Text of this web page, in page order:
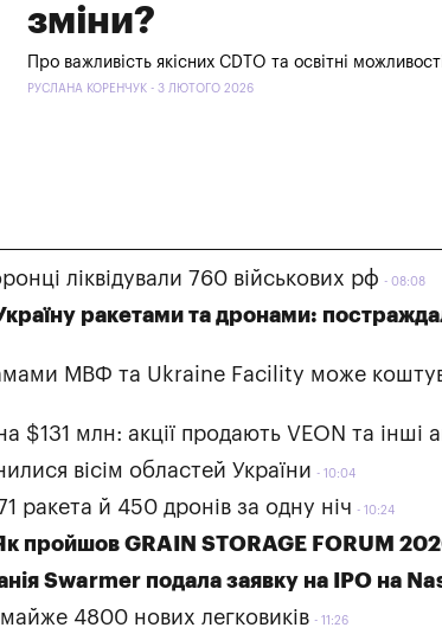
зміни?
Про важливість якісних CDTO та освітні
РУСЛАНА КОРЕНЧУК - 3 ЛЮТОГО 2026
ліквідували 760 військових рф 08:08
ракетами та дронами:
МВФ та Ukraine Facility може
$131 млн: акції продають VEON та інші
вісім областей України 10:04
ракета й 450 дронів за одну ніч 10:24
пройшов GRAIN STORAGE FORUM
Swarmer подала заявку на IPO на
майже 4800 нових легковиків 11:26